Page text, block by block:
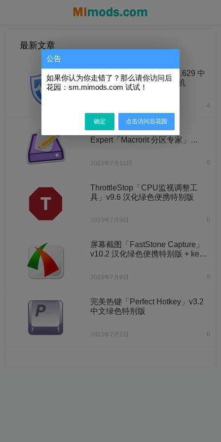
最新文章
Wise Care 365 Pro v6.5.6.629 中
文绿色便携专业版 + 注册机
4
Macrorit Partition
Expert「Macrorit 分区专家」
2023年7月12日 0
ThrottleStop「CPU监视调整工
具」v9.6 汉化绿色便携特别版
2023年7月9日 0
屏幕截图「FastStone Capture」
v10.2 汉化绿色便携特别版 + key
2023年7月9日 0
完美热键「Perfect Hotkey」v3.2
中文绿色特别版
2023年7月2日 0
公告
如果你认为你走错了？那么请你访问后
花园：sm.mimods.com 试试！
确定 点击访问后花园